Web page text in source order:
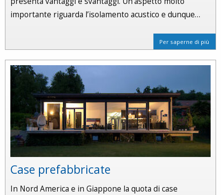
importante riguarda l’isolamento acustico e dunque…
Per saperne di più
Case prefabbricate
In Nord America e in Giappone la quota di case